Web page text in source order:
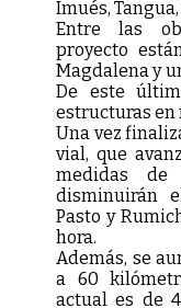
Imués,
Entre las
proyecto
Magdalena y
De este
estructuras en
Una vez
vial, que
medidas de
disminuirán
Pasto y
hora.
Además, se
a 60
actual es de